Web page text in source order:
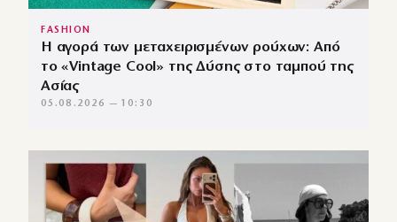
FASHION
Η αγορά των μεταχειρισμένων ρούχων: Από
το «Vintage Cool» της Δύσης στο ταμπού της
Ασίας
05.08.2026 — 10:30